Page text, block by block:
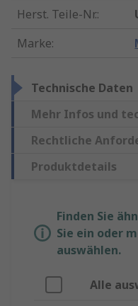
Herst. Teile-Nr.:
Marke:
Technische Daten
Mehr Infos und
Rechtliche
Produktdetails
Finden Sie
Sie ein oder
auswählen.
Alle